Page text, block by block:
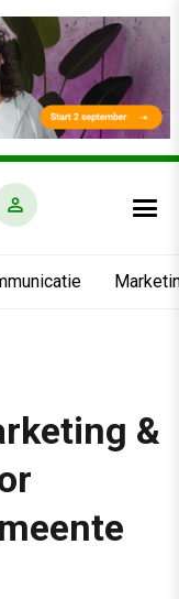
voor Instagram in
&